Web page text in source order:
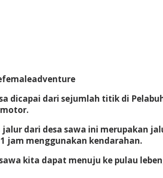
dicapai dari sejumlah titik di
jalur dari desa sawa ini merupakan
jam menggunakan kendarahan.
kita dapat menuju ke pulau